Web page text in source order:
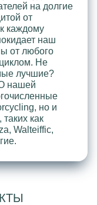
на долгие
от
каждому
наш
от любого
Не
лучшие?
нашей
но и
как
Walteiffic,